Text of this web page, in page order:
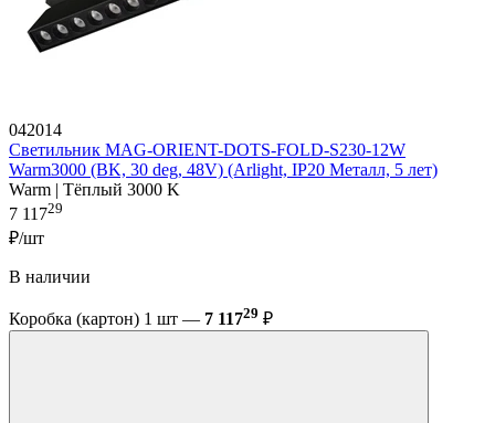
042014
Светильник MAG-ORIENT-DOTS-FOLD-S230-12W
Warm3000 (BK, 30 deg, 48V) (Arlight, IP20 Металл, 5 лет)
Warm | Тёплый 3000 K
7 11729
₽/шт
В наличии
Коробка (картон) 1 шт — 7 11729 ₽